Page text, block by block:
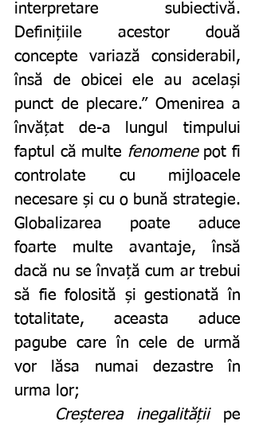
interpretare subiectivă.
Definițiile acestor două
concepte variază considerabil,
însă de obicei ele au același
punct de plecare.” Omenirea a
învățat de-a lungul timpului
faptul că multe fenomene pot fi
controlate cu mijloacele
necesare și cu o bună strategie.
Globalizarea poate aduce
foarte multe avantaje, însă
dacă nu se învață cum ar trebui
să fie folosită și gestionată în
totalitate, aceasta aduce
pagube care în cele de urmă
vor lăsa numai dezastre în
urma lor;
Creșterea inegalității pe